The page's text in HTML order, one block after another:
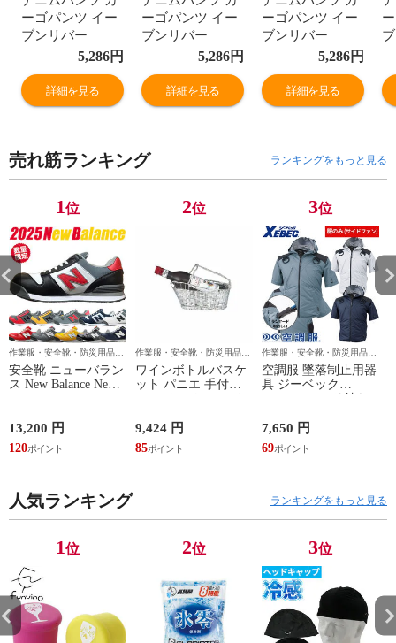
ーゴパンツ イー
ブンリバー
EVENRIVER ジ
ーパン ワークパ
ンツ ストレッチ
綿 おしゃれ 人気
作業服 作業ズボ
ン ジーンズ メン
ーク マン 通年
オールシーズン
USD402
5,286円
詳細を見る
ーゴパンツ イー
ブンリバー
EVENRIVER ジ
ーパン ワークパ
ンツ ストレッチ
綿 おしゃれ 人気
作業服 作業ズボ
ン ジーンズ メン
ーク マン 通年
5,286円
詳細を見る
ーゴパンツ イー
ブンリバー
EVENRIVER ジ
ーパン ワークパ
ンツ ストレッチ
綿 おしゃれ 人気
作業服 作業ズボ
ン ジーンズ メン
ーク マン 通年
オールシーズン
USD402
5,286円
詳細を見る
売れ筋ランキング ランキングをもっと見る
1位
作業服・安全靴・防災用品な
ら作業用品専門店のまもる君
安全靴 ニューバラン
ス New Balance New
ンド PL-281、PL-
331、PL-551、PL-
881、PL-382、PL-
213、PL-414 紐靴
JSAA規格 プロテ
13,200 円
120
2位
作業服・安全靴・防災用品な
ら作業用品専門店のまもる君
ワインボトルバスケ
ット パニエ 手付き
ケット ワインラック
雑貨 インテリア デ
ィスプレイ ワイン
ー ホテル ラウンジ
9,424 円
85
3位
作業服・安全靴・防災用品な
ら作業用品専門店のまもる君
空調服 墜落制止用器
具 ジーベック
半袖ブルゾン
XE98105 作業着 作業
服 春夏 涼しい 快適
風機作業服 工事 建
7,650 円
69
人気ランキング ランキングをもっと見る
1位 2位 3位